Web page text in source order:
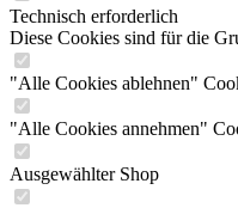
Technisch erforderlich
Diese Cookies sind für die
"Alle Cookies ablehnen"
"Alle Cookies annehmen"
Ausgewählter Shop